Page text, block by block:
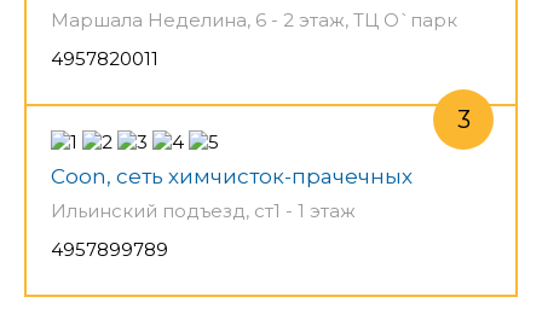
Маршала Неделина, 6 - 2 этаж, ТЦ О`парк
4957820011
Coon, сеть химчисток-прачечных
Ильинский подъезд, ст1 - 1 этаж
4957899789